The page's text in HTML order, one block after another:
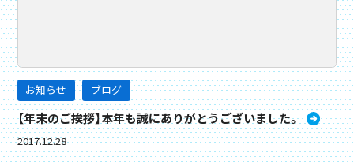
お知らせ ブログ
【年末のご挨拶】本年も誠にありがとうございました。
2017.12.28